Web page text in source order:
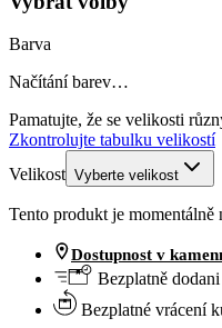
Barva
Načítání barev…
Pamatujte, že se velikosti
Zkontrolujte tabulku velikostí
Velikost Vyberte velikost
Tento produkt je momentálně
Dostupnost v
Bezplatně
Bezplatné vrácení